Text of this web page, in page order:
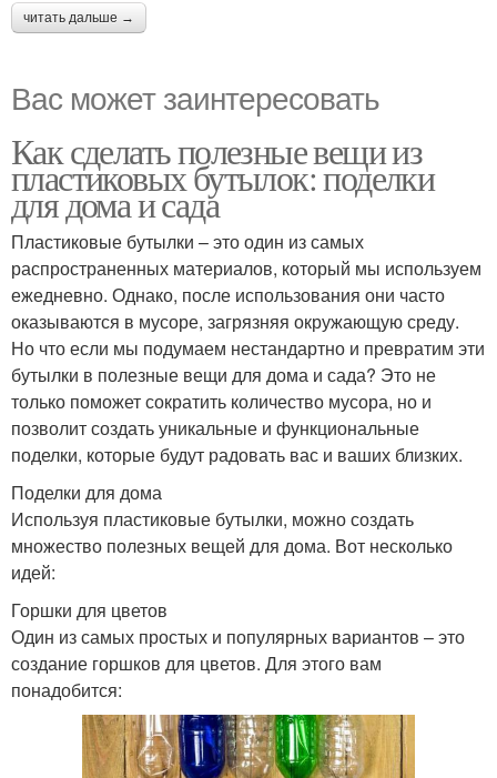
читать дальше →
Вас может заинтересовать
Как сделать полезные вещи из
пластиковых бутылок: поделки
для дома и сада
Пластиковые бутылки – это один из самых
распространенных материалов, который мы используем
ежедневно. Однако, после использования они часто
оказываются в мусоре, загрязняя окружающую среду.
Но что если мы подумаем нестандартно и превратим эти
бутылки в полезные вещи для дома и сада? Это не
только поможет сократить количество мусора, но и
позволит создать уникальные и функциональные
поделки, которые будут радовать вас и ваших близких.
Поделки для дома
Используя пластиковые бутылки, можно создать
множество полезных вещей для дома. Вот несколько
идей:
Горшки для цветов
Один из самых простых и популярных вариантов – это
создание горшков для цветов. Для этого вам
понадобится: